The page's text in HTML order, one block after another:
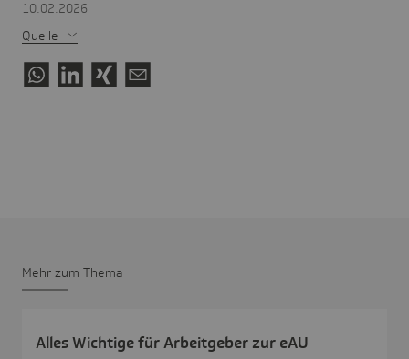
10.02.2026
Quelle
Mehr zum Thema
Alles Wich­tige für Arbeit­geber zur eAU